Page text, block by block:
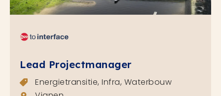
Lead Projectmanager
Energietransitie, Infra, Waterbouw